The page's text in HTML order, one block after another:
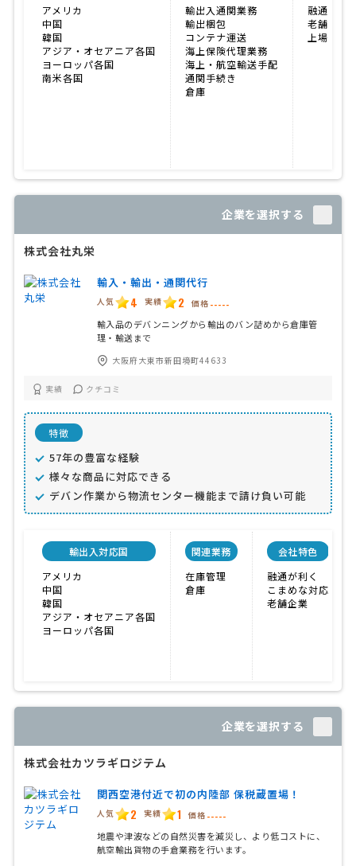
アメリカ
中国
韓国
アジア・オセアニア各国
ヨーロッパ各国
南米各国
輸出入通関業務
輸出梱包
コンテナ運送
海上保険代理業務
海上・航空輸送手配
通関手続き
倉庫
融通が利
老舗企業
上場企業
企業を選択する
株式会社丸栄
輸入・輸出・通関代行
人気 4 実績 2 価格 -----
輸入品のデバンニングから輸出のバン詰めから倉庫管
理・輸送まで
大阪府大東市新田境町44633
実績 クチコミ
特徴
57年の豊富な経験
様々な商品に対応できる
デバン作業から物流センター機能まで請け負い可能
輸出入対応国
アメリカ
中国
韓国
アジア・オセアニア各国
ヨーロッパ各国
関連業務
在庫管理
倉庫
会社特色
融通が利く
こまめな対応
老舗企業
企業を選択する
株式会社カツラギロジテム
関西空港付近で初の内陸部 保税蔵置場！
人気 2 実績 1 価格 -----
地震や津波などの自然災害を減災し、より低コストに、
航空輸出貨物の手倉業務を行います。